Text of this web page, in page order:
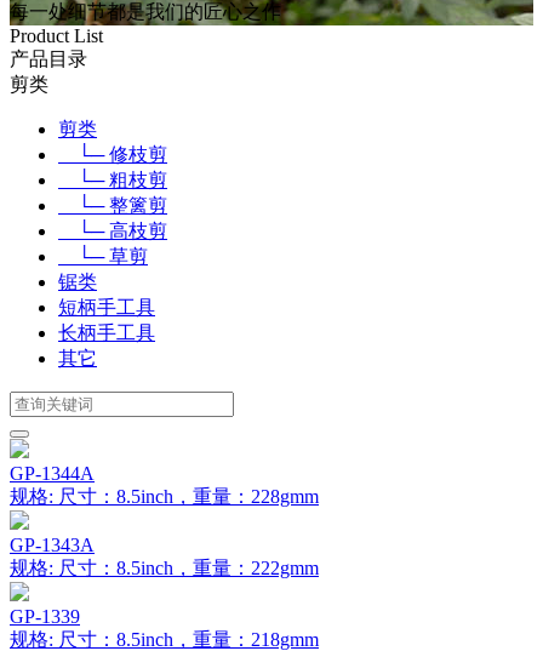
每一处细节都是我们的匠心之作
Product List
产品目录
剪类
剪类
└─ 修枝剪
└─ 粗枝剪
└─ 整篱剪
└─ 高枝剪
└─ 草剪
锯类
短柄手工具
长柄手工具
其它
GP-1344A
规格: 尺寸：8.5inch，重量：228gmm
GP-1343A
规格: 尺寸：8.5inch，重量：222gmm
GP-1339
规格: 尺寸：8.5inch，重量：218gmm